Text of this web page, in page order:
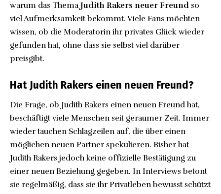
warum das ThemaJudith Rakers neuer Freund so
viel Aufmerksamkeit bekommt. Viele Fans möchten
wissen, ob die Moderatorin ihr privates Glück wieder
gefunden hat, ohne dass sie selbst viel darüber
preisgibt.
Hat Judith Rakers einen neuen Freund?
Die Frage, ob Judith Rakers einen neuen Freund hat,
beschäftigt viele Menschen seit geraumer Zeit. Immer
wieder tauchen Schlagzeilen auf, die über einen
möglichen neuen Partner spekulieren. Bisher hat
Judith Rakers jedoch keine offizielle Bestätigung zu
einer neuen Beziehung gegeben. In Interviews betont
sie regelmäßig, dass sie ihr Privatleben bewusst schützt